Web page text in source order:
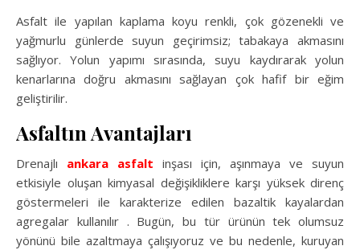
Asfalt ile yapılan kaplama koyu renkli, çok gözenekli ve
yağmurlu günlerde suyun geçirimsiz; tabakaya akmasını
sağlıyor. Yolun yapımı sırasında, suyu kaydırarak yolun
kenarlarına doğru akmasını sağlayan çok hafif bir eğim
geliştirilir.
Asfaltın Avantajları
Drenajlı ankara asfalt inşası için, aşınmaya ve suyun
etkisiyle oluşan kimyasal değişikliklere karşı yüksek direnç
göstermeleri ile karakterize edilen bazaltik kayalardan
agregalar kullanılır . Bugün, bu tür ürünün tek olumsuz
yönünü bile azaltmaya çalışıyoruz ve bu nedenle, kuruyan